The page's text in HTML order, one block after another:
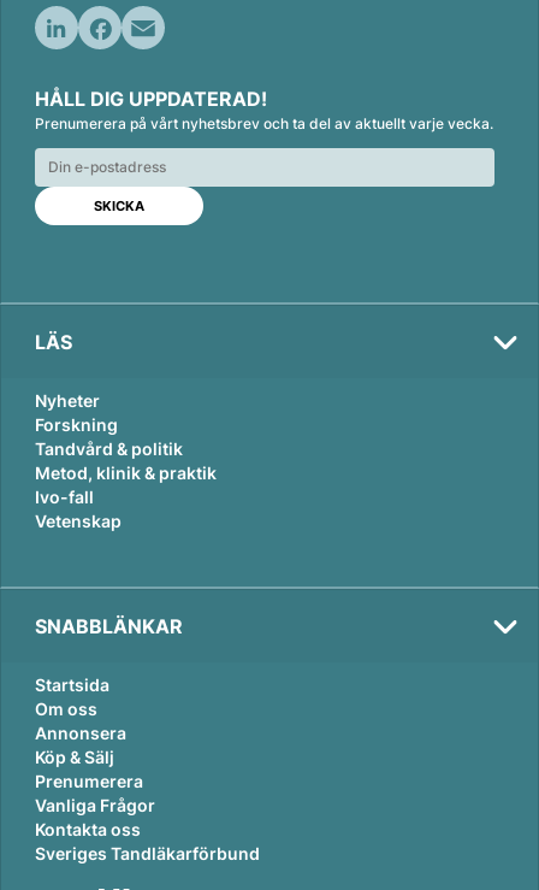
n
k
e
d
n
c
e
b
o
o
k
a
i
l
HÅLL DIG UPPDATERAD!
Prenumerera på vårt nyhetsbrev och ta del av aktuellt varje vecka.
LÄS
Nyheter
Forskning
Tandvård & politik
Metod, klinik & praktik
Ivo-fall
Vetenskap
SNABBLÄNKAR
Startsida
Om oss
Annonsera
Köp & Sälj
Prenumerera
Vanliga Frågor
Kontakta oss
Sveriges Tandläkarförbund